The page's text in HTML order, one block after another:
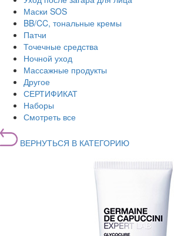
Маски SOS
BB/CC, тональные кремы
Патчи
Точечные средства
Ночной уход
Массажные продукты
Другое
СЕРТИФИКАТ
Наборы
Смотреть все
ВЕРНУТЬСЯ В КАТЕГОРИЮ